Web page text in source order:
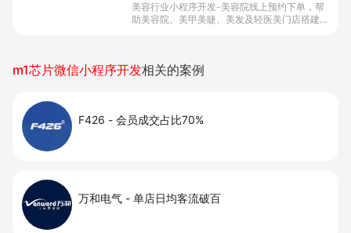
美容行业小程序开发-美容院线上预约下单，帮
助美容院、美甲美睫、美发及轻医美门店搭建线
m1芯片微信小程序开发相关的案例
F426 - 会员成交占比70%
万和电气 - 单店日均客流破百